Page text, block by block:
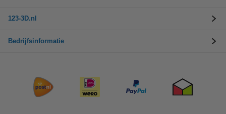
123-3D.nl
Bedrijfsinformatie